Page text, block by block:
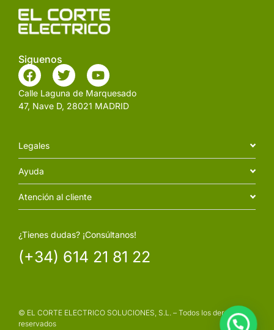
Siguenos
Calle Laguna de Marquesado
47, Nave D, 28021 MADRID
Legales
Ayuda
Atención al cliente
¿Tienes dudas? ¡Consúltanos!
(+34) 614 21 81 22
© EL CORTE ELECTRICO SOLUCIONES, S.L. – Todos los derechos
reservados